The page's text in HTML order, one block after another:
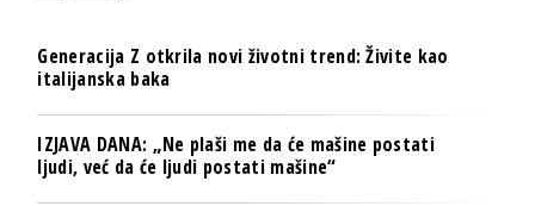
Generacija Z otkrila novi životni trend: Živite kao
italijanska baka
IZJAVA DANA: „Ne plaši me da će mašine postati
ljudi, već da će ljudi postati mašine“